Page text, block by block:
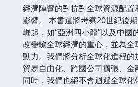
經濟陣營的對抗對全球資源配
影響。 本書還將考察20世紀後
崛起，如“亞洲四小龍”以及中國
改變瞭全球經濟的重心，並為
動力。我們將分析全球化進程
貿易自由化、跨國公司擴張、金
同時，我們也絕不會迴避全球